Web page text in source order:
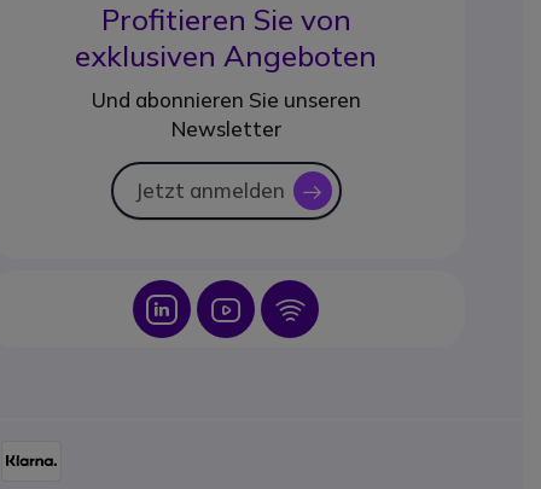
Profitieren Sie von
exklusiven Angeboten
Und abonnieren Sie unseren
Newsletter
Jetzt anmelden icon
Icon Icon Icon